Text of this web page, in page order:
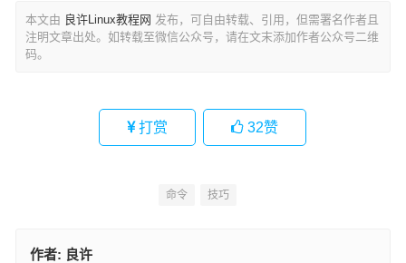
本文由 良许Linux教程网 发布，可自由转载、引用，但需署名作者且
注明文章出处。如转载至微信公众号，请在文末添加作者公众号二维
码。
打赏 32赞
命令 技巧
作者: 良许